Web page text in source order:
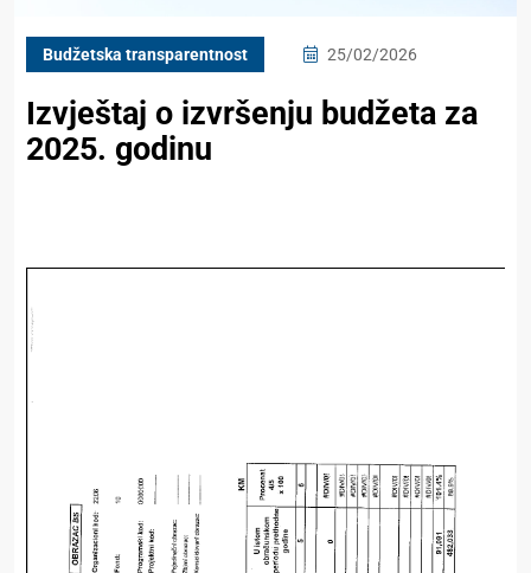
Budžetska transparentnost 25/02/2026
Izvještaj o izvršenju budžeta za
2025. godinu